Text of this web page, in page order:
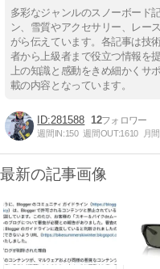
多彩なジャンルのスノーボード
ン、雪質やアクセサリー、レー
がら伝えています。各記事は技
者から上級者まで役立つ情報を
上の知識と感動をきめ細かくサ
載の内容となっています。
281588 12
週間IN:150 週間OUT:1610 月
最新の記事画像